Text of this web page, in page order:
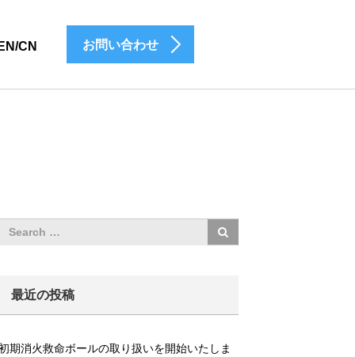
CN お問い合わせ
最近の投稿
期消火救命ボールの取り扱いを開始いたしま